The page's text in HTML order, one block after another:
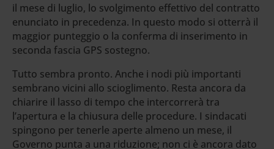
il mese di luglio, lo svolgimento effettivo del contratto
enunciato in precedenza. In questo modo si otterrà il
maggior punteggio o la conferma di inserimento in
seconda fascia GPS sostegno.
Tutto sembra pronto. Anche i nodi più importanti
sembrano vicini allo scioglimento. Resta ancora da
chiarire il lasso di tempo che intercorrerà tra
l’apertura e la chiusura delle procedure. I sindacati
spingono per tenerle aperte almeno un mese, il
Governo punta a una riduzione; non ci è ancora dato